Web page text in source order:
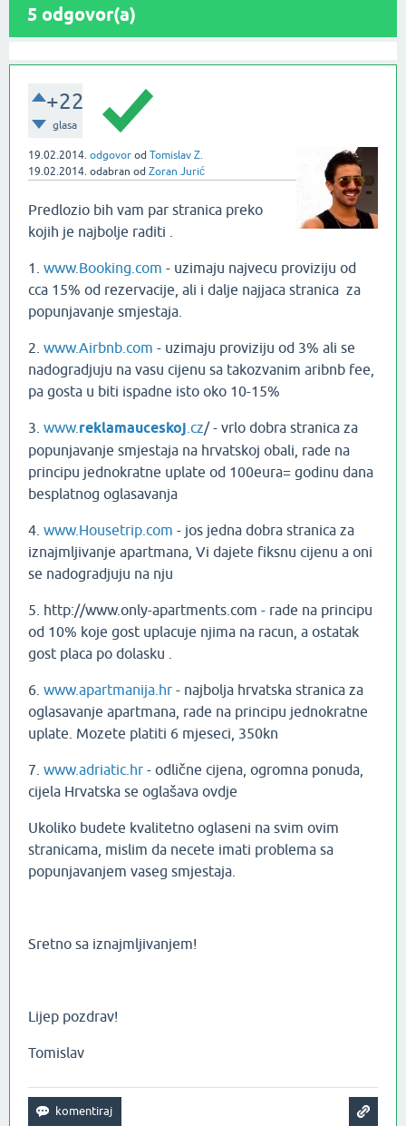
5 odgovor(a)
+22
glasa
19.02.2014. odgovor od Tomislav Z.
19.02.2014. odabran od Zoran Jurić
Predlozio bih vam par stranica preko
kojih je najbolje raditi .
1. www.Booking.com - uzimaju najvecu proviziju od
cca 15% od rezervacije, ali i dalje najjaca stranica za
popunjavanje smjestaja.
2. www.Airbnb.com - uzimaju proviziju od 3% ali se
nadogradjuju na vasu cijenu sa takozvanim aribnb fee,
pa gosta u biti ispadne isto oko 10-15%
3. www. reklamauceskoj .cz/‎ - vrlo dobra stranica za
popunjavanje smjestaja na hrvatskoj obali, rade na
principu jednokratne uplate od 100eura= godinu dana
besplatnog oglasavanja
4. www.Housetrip.com - jos jedna dobra stranica za
iznajmljivanje apartmana, Vi dajete fiksnu cijenu a oni
se nadogradjuju na nju
5. http://www.only-apartments.com - rade na principu
od 10% koje gost uplacuje njima na racun, a ostatak
gost placa po dolasku .
6. www.apartmanija.hr - najbolja hrvatska stranica za
oglasavanje apartmana, rade na principu jednokratne
uplate. Mozete platiti 6 mjeseci, 350kn
7. www.adriatic.hr - odlične cijena, ogromna ponuda,
cijela Hrvatska se oglašava ovdje
Ukoliko budete kvalitetno oglaseni na svim ovim
stranicama, mislim da necete imati problema sa
popunjavanjem vaseg smjestaja.
Sretno sa iznajmljivanjem!
Lijep pozdrav!
Tomislav